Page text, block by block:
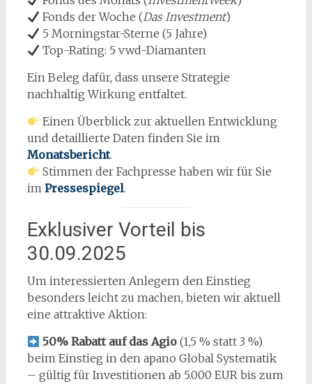
Fonds der Woche (Das Investment)
5 Morningstar-Sterne (5 Jahre)
Top-Rating: 5 vwd-Diamanten
Ein Beleg dafür, dass unsere Strategie
nachhaltig Wirkung entfaltet.
Einen Überblick zur aktuellen Entwicklung
und detaillierte Daten finden Sie im
Monatsbericht.
Stimmen der Fachpresse haben wir für Sie
im Pressespiegel.
Exklusiver Vorteil bis
30.09.2025
Um interessierten Anlegern den Einstieg
besonders leicht zu machen, bieten wir aktuell
eine attraktive Aktion:
50% Rabatt auf das Agio (1,5 % statt 3 %)
beim Einstieg in den apano Global Systematik
– gültig für Investitionen ab 5.000 EUR bis zum